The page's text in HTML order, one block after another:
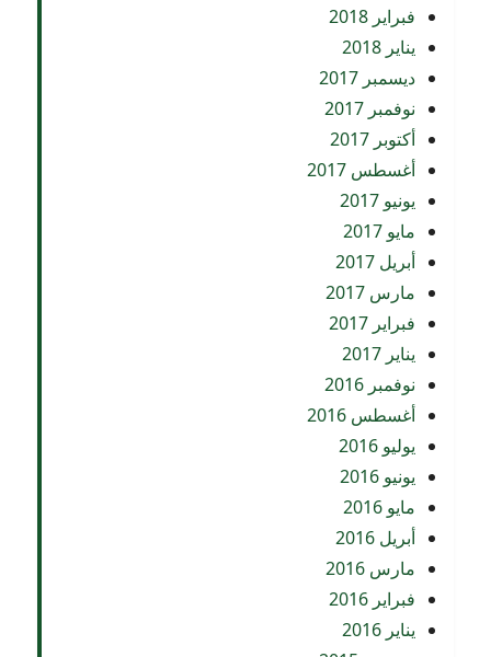
فبراير 2018
يناير 2018
ديسمبر 2017
نوفمبر 2017
أكتوبر 2017
أغسطس 2017
يونيو 2017
مايو 2017
أبريل 2017
مارس 2017
فبراير 2017
يناير 2017
نوفمبر 2016
أغسطس 2016
يوليو 2016
يونيو 2016
مايو 2016
أبريل 2016
مارس 2016
فبراير 2016
يناير 2016